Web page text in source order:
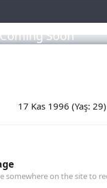
Soon
17 Kas 1996 (Yaş: 29)
somewhere on the site to